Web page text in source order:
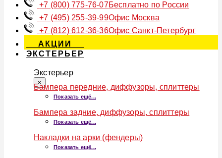
+7 (800) 775-76-07Бесплатно по России
+7 (495) 255-39-99Офис Москва
+7 (812) 612-36-36Офис Санкт-Петербург
АКЦИИ
ЭКСТЕРЬЕР
Экстерьер
×
Бампера передние, диффузоры, сплиттеры
Показать ещё...
Бампера задние, диффузоры, сплиттеры
Показать ещё...
Накладки на арки (фендеры)
Показать ещё...